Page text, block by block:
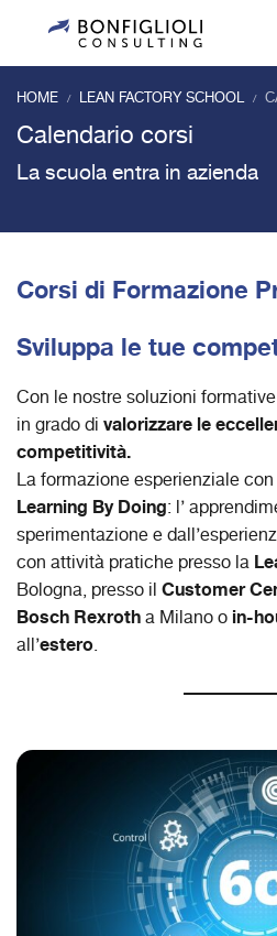
HOME / LEAN FACTORY SCHOOL /
Calendario corsi
La scuola entra in azienda
Corsi di Formazione
Sviluppa le tue
Con le nostre soluzioni formative
in grado di valorizzare le
competitività.
La formazione esperienziale
Learning By Doing: l’
sperimentazione e
con attività pratiche presso la
Bologna, presso il Customer
Bosch Rexrotha Milano o in-
all’estero.